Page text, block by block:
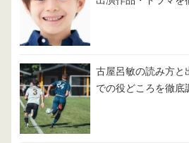
古屋呂敏の読み方と
での役どころを徹底